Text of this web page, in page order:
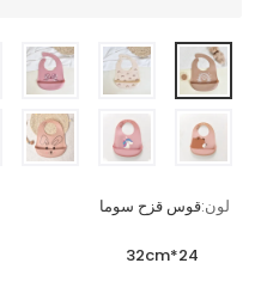
لون:قوس قزح سوما
24*32cm